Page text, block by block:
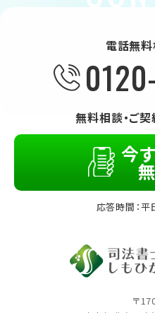
電話無
無料相談・ご
今
応答時間：平
〒